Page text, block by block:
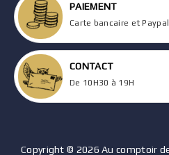
PAIEMENT
Carte bancaire et Paypal
CONTACT
De 10H30 à 19H
Copyright © 2026 Au comptoir